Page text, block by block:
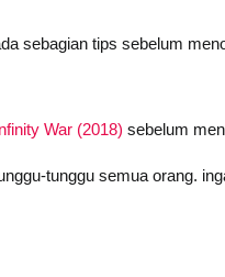
sebagian tips sebelum
War (2018) sebelum
tunggu semua orang.